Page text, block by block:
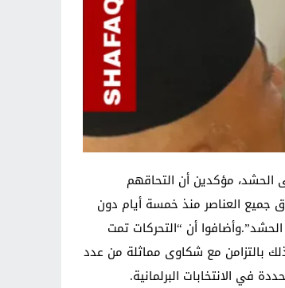
الحشد، مؤكدين أن التحاقهم
جميع العناصر منذ خمسة أيام دون
أن “التحركات تمت
بالتزامن مع شكاوى مماثلة من عدد
في الانتخابات البرلمانية.